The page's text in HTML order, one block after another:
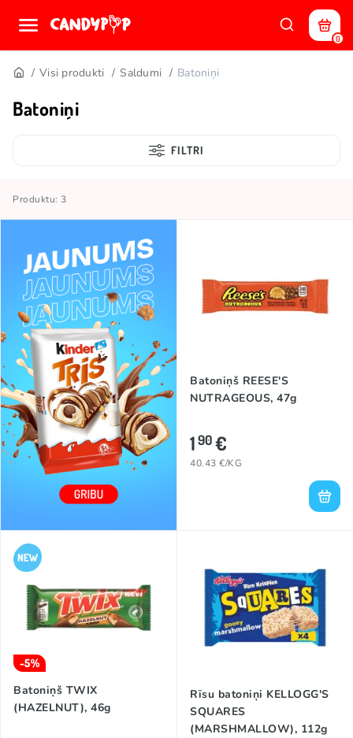
0
Visi produkti Saldumi Batoniņi
Batoniņi
FILTRI
Produktu: 3
Batoniņš REESE'S
NUTRAGEOUS, 47g
190€
40.43 €/KG
-5%
Batoniņš TWIX
(HAZELNUT), 46g
Rīsu batoniņi KELLOGG'S
SQUARES
(MARSHMALLOW), 112g